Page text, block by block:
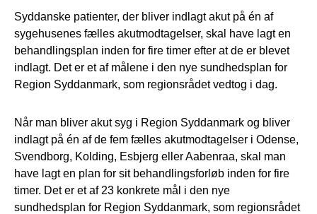
Syddanske patienter, der bliver indlagt akut på én af
sygehusenes fælles akutmodtagelser, skal have lagt en
behandlingsplan inden for fire timer efter at de er blevet
indlagt. Det er et af målene i den nye sundhedsplan for
Region Syddanmark, som regionsrådet vedtog i dag.
Når man bliver akut syg i Region Syddanmark og bliver
indlagt på én af de fem fælles akutmodtagelser i Odense,
Svendborg, Kolding, Esbjerg eller Aabenraa, skal man
have lagt en plan for sit behandlingsforløb inden for fire
timer. Det er et af 23 konkrete mål i den nye
sundhedsplan for Region Syddanmark, som regionsrådet